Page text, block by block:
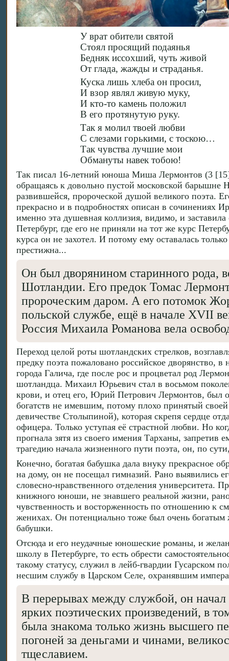
У врат обители святой
Стоял просящий подаянья
Бедняк иссохший, чуть живой
От глада, жажды и страданья.
Куска лишь хлеба он просил,
И взор являл живую муку,
И кто-то камень положил
В его протянутую руку.
Так я молил твоей любви
С слезами горькими, с тоскою…
Так чувства лучшие мои
Обмануты навек тобою!
Так писал 16-летний юноша Миша Лермонтов (3
обращаясь к довольно пустой московской барышне
развившейся, пророческой душой великого поэта.
прекрасно и в подробностях описан в сочинениях
именно эта душевная коллизия, видимо, и
Петербург, где его не приняли на тот же курс
курса он не захотел. И потому ему оставалась
престижна...
Он был дворянином старинного рода,
Шотландии. Его предок Томас
пророческим даром. А его потомок
польской службе, ещё в начале XVII
Россия Михаила Романова вела
Переход целой роты шотландских стрелков,
предку поэта пожаловано российское дворянство,
города Галича, где после рос и процветал род
шотландца. Михаил Юрьевич стал в восьмом
крови, и отец его, Юрий Петрович Лермонтов, был
богатств не имевшим, потому плохо принятый
девичестве Столыпиной), которая скрепя сердце
офицера. Только уступая её страстной любви. Но
прогнала зятя из своего имения Тарханы, запретив
трагедию начала жизненного пути поэта, он, по
Конечно, богатая бабушка дала внуку прекрасное
на дому, он не посещал гимназий. Рано выявились
словесно-нравственного отделения университета.
книжного юноши, не знавшего реальной жизни,
чувственность и восторженность по отношению к
женихах. Он потенциально тоже был очень богатым
бабушки.
Отсюда и его неудачные юношеские романы, и
школу в Петербурге, то есть обрести
такому статусу, служил в лейб-гвардии Гусарском
несшим службу в Царском Селе, охранявшим
В перерывах между службой, он начал
ярких поэтических произведений, в
была знакома только жизнь высшего
погоней за деньгами и чинами,
тщеславием.